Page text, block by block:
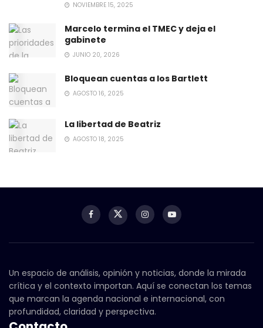
NOVIEMBRE 15, 2025
Marcelo termina el TMEC y deja el
gabinete
JUNIO 20, 2026
Bloquean cuentas a los Bartlett
AGOSTO 16, 2025
La libertad de Beatriz
AGOSTO 18, 2025
Un espacio de análisis, opinión y noticias, donde la mirada
crítica y el contexto importan. Aquí se conectan los temas
que marcan la agenda nacional e internacional, con
profundidad, claridad y perspectiva.